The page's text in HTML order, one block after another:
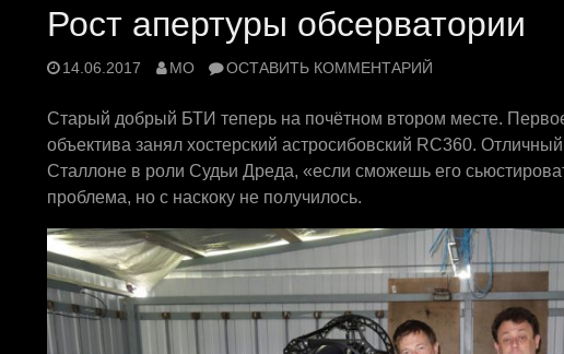
Рост апертуры обсерватории
14.06.2017 MO ОСТАВИТЬ КОММЕНТАРИЙ
Старый добрый БТИ теперь на почётном втором месте.
объектива занял хостерский астросибовский RC360.
Сталлоне в роли Судьи Дреда, «если сможешь его
проблема, но с наскоку не получилось.